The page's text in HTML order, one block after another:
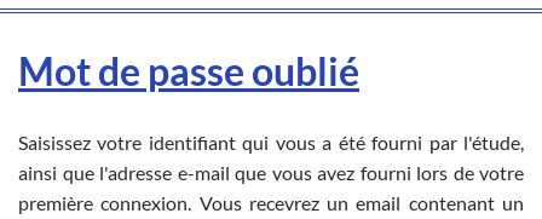
Mot de passe oublié
Saisissez votre identifiant qui vous a été fourni par l'étude,
ainsi que l'adresse e-mail que vous avez fourni lors de votre
première connexion. Vous recevrez un email contenant un